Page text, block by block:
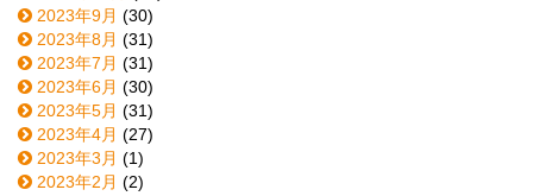
2023年9月 (30)
2023年8月 (31)
2023年7月 (31)
2023年6月 (30)
2023年5月 (31)
2023年4月 (27)
2023年3月 (1)
2023年2月 (2)